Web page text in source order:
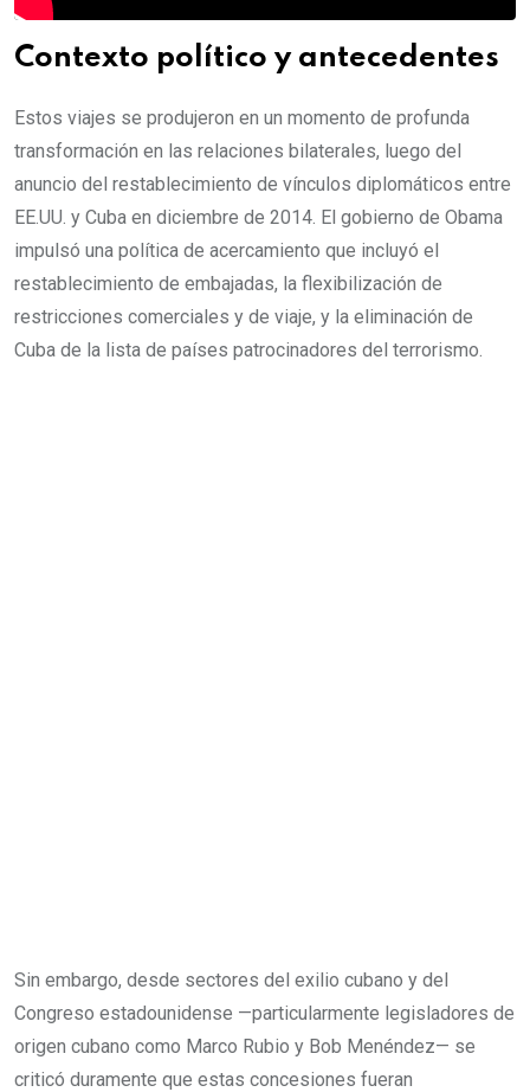
Contexto político y antecedentes
Estos viajes se produjeron en un momento de profunda
transformación en las relaciones bilaterales, luego del
anuncio del restablecimiento de vínculos diplomáticos entre
EE.UU. y Cuba en diciembre de 2014. El gobierno de Obama
impulsó una política de acercamiento que incluyó el
restablecimiento de embajadas, la flexibilización de
restricciones comerciales y de viaje, y la eliminación de
Cuba de la lista de países patrocinadores del terrorismo.
Sin embargo, desde sectores del exilio cubano y del
Congreso estadounidense —particularmente legisladores de
origen cubano como Marco Rubio y Bob Menéndez— se
criticó duramente que estas concesiones fueran